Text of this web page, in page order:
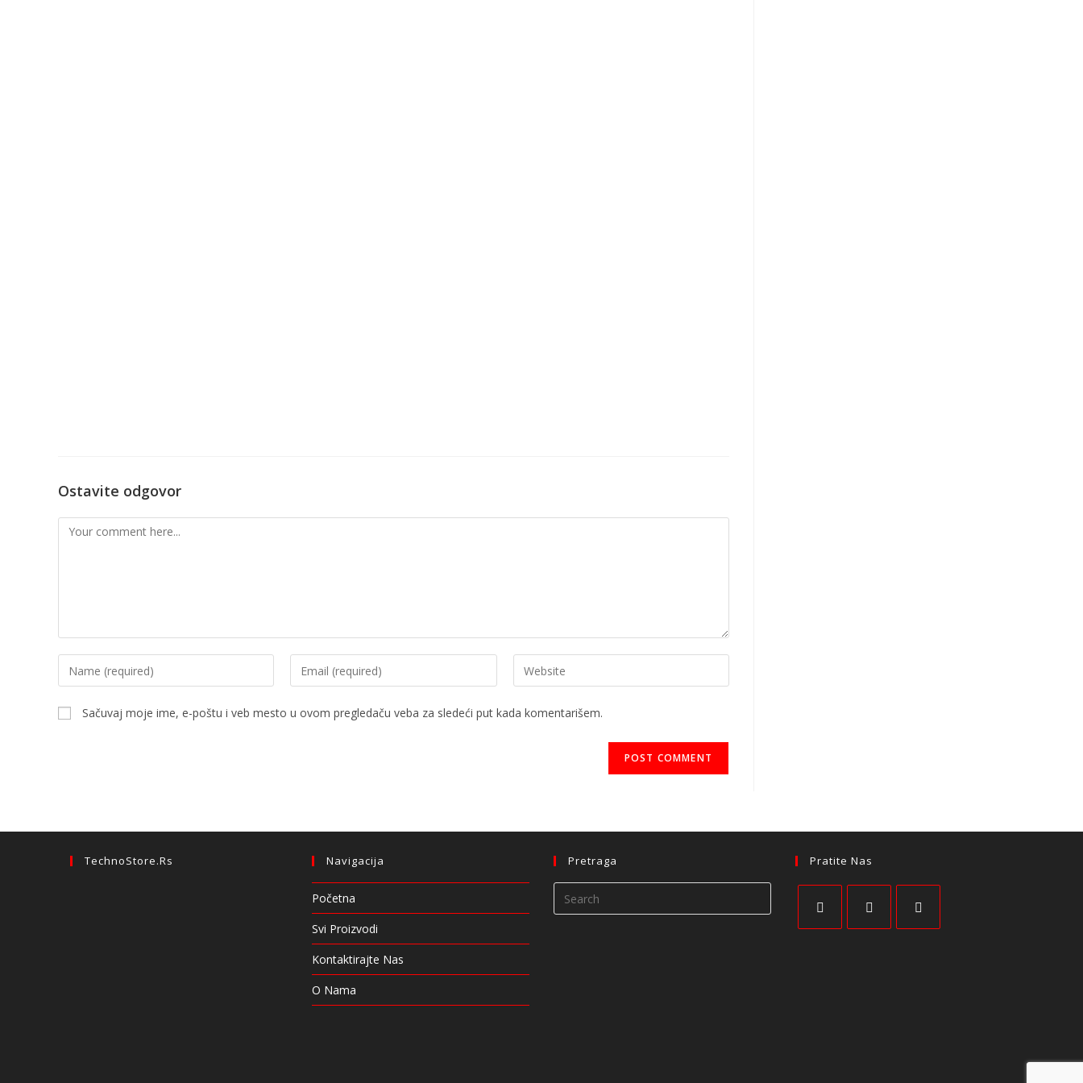
Ostavite odgovor
Sačuvaj moje ime, e-poštu i veb mesto u ovom pregledaču veba za sledeći put kada komentarišem.
TechnoStore.rs Navigacija
Početna
Svi Proizvodi
Kontaktirajte Nas
O Nama
Pretraga Pratite Nas